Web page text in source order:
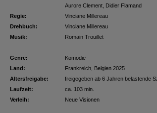
Aurore Clement, Didier Flamand
Regie:
Vinciane Millereau
Drehbuch:
Vinciane Millereau
Musik:
Romain Trouillet
Genre:
Komödie
Land:
Frankreich, Belgien 2025
Altersfreigabe:
freigegeben ab 6 Jahren belastende
Laufzeit:
ca. 103 min.
Verleih:
Neue Visionen